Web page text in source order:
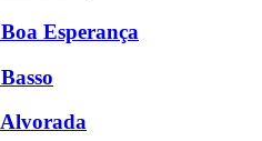
Esperança